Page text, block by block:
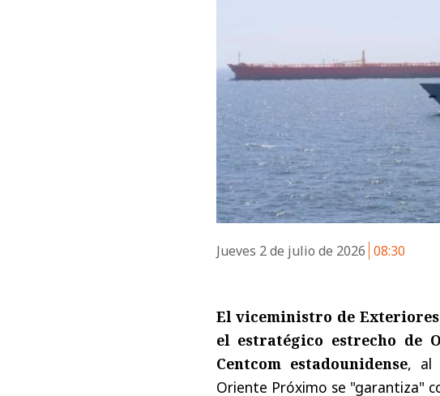
Jueves 2 de julio de 2026 08:30
El viceministro de
el estratégico estrecho de
Centcom estadounidense, al
Oriente Próximo se "garantiza"